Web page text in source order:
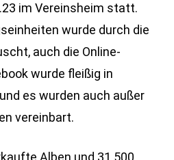
im Vereinsheim statt.
wurde durch die
auch die Online-
wurde fleißig in
es wurden auch außer
vereinbart.
Alben und 31.500